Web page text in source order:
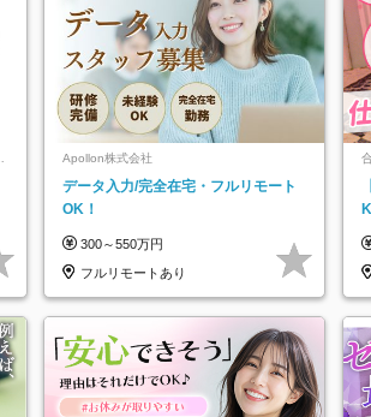
Apollon株式会社
データ入力/完全在宅・フルリモート
OK！
300～550万円
フルリモートあり